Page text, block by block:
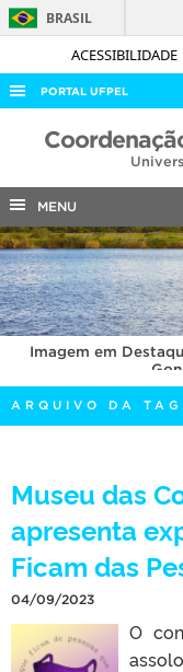
ACESSIBILIDADE
BRASIL
PORTAL UFPEL
ACESSO À INFORMAÇÃO
COBALTO
CONCURSOS
EDITAIS
INTERNACIONAL
OUVIDORIA
PORTARIAS
TELEFONES
MENU
Imagem em
ARQUIVO DA
Museu das
apresenta
Ficam das
04/09/2023
O